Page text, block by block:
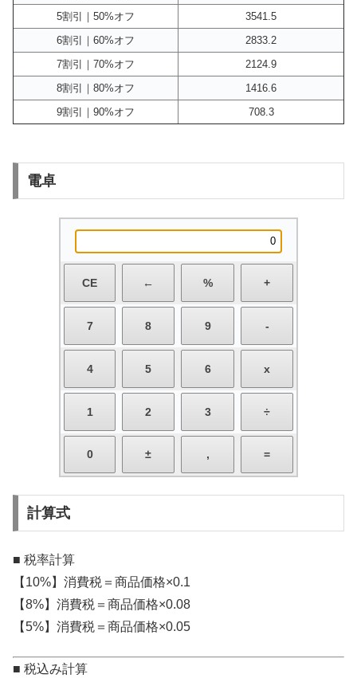
5割引｜50%オフ
3541.5
6割引｜60%オフ
2833.2
7割引｜70%オフ
2124.9
8割引｜80%オフ
1416.6
9割引｜90%オフ
708.3
電卓
計算式
■ 税率計算
【10%】消費税＝商品価格×0.1
【8%】消費税＝商品価格×0.08
【5%】消費税＝商品価格×0.05
■ 税込み計算